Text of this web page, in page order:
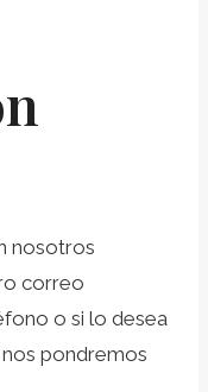
nosotros
correo
o si lo desea
pondremos